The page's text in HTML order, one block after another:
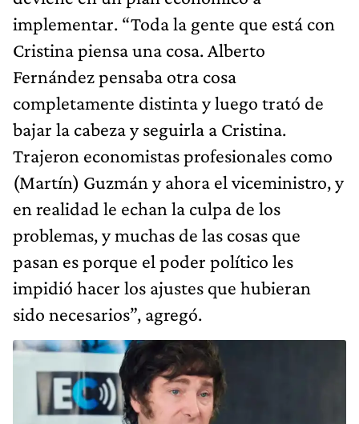
implementar. “Toda la gente que está con
Cristina piensa una cosa. Alberto
Fernández pensaba otra cosa
completamente distinta y luego trató de
bajar la cabeza y seguirla a Cristina.
Trajeron economistas profesionales como
(Martín) Guzmán y ahora el viceministro, y
en realidad le echan la culpa de los
problemas, y muchas de las cosas que
pasan es porque el poder político les
impidió hacer los ajustes que hubieran
sido necesarios”, agregó.